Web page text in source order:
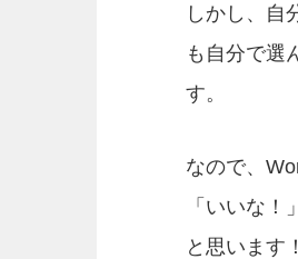
しかし、自
も自分で選
す。
なので、
「いいな
と思います！